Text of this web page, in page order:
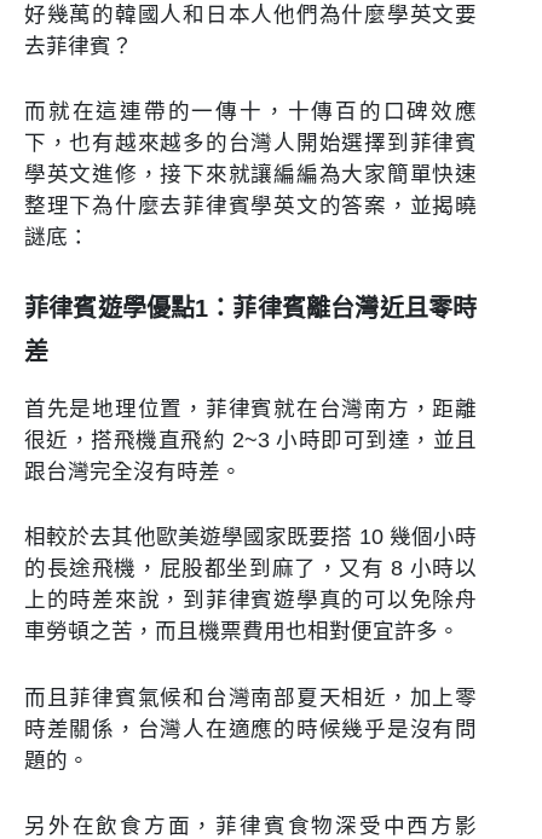
好幾萬的韓國人和日本人他們為什麼學英文要
去菲律賓？
而就在這連帶的一傳十，十傳百的口碑效應
下，也有越來越多的台灣人開始選擇到菲律賓
學英文進修，接下來就讓編編為大家簡單快速
整理下為什麼去菲律賓學英文的答案，並揭曉
謎底：
菲律賓遊學優點1：菲律賓離台灣近且零時
差
首先是地理位置，菲律賓就在台灣南方，距離
很近，搭飛機直飛約 2~3 小時即可到達，並且
跟台灣完全沒有時差。
相較於去其他歐美遊學國家既要搭 10 幾個小時
的長途飛機，屁股都坐到麻了，又有 8 小時以
上的時差來說，到菲律賓遊學真的可以免除舟
車勞頓之苦，而且機票費用也相對便宜許多。
而且菲律賓氣候和台灣南部夏天相近，加上零
時差關係，台灣人在適應的時候幾乎是沒有問
題的。
另外在飲食方面，菲律賓食物深受中西方影